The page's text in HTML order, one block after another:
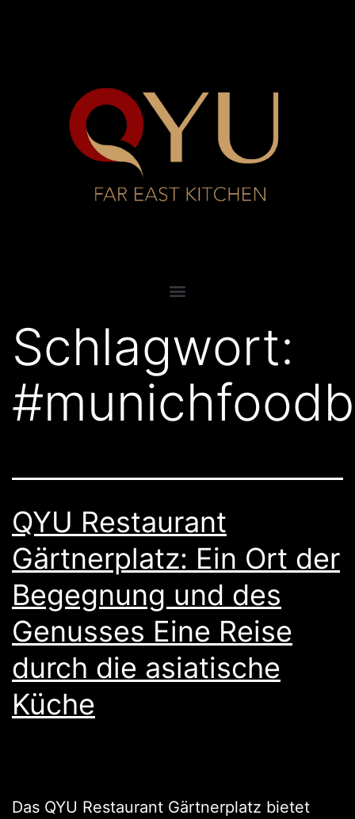
Schlagwort:
QYU Restaurant
Gärtnerplatz: Ein Ort der
Begegnung und des
Genusses Eine Reise
durch die asiatische
Küche
Das QYU Restaurant Gärtnerplatz bietet